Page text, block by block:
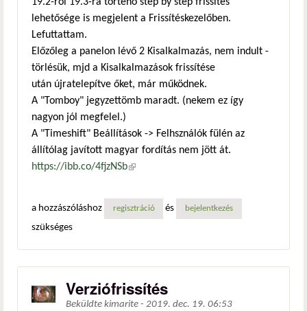
lehetősége is megjelent a Frissítéskezelőben.
Lefuttattam.
Előzőleg a panelon lévő 2 Kisalkalmazás, nem indult -
törlésük, mjd a Kisalkalmazások frissítése
után újratelepítve őket, már működnek.
A "Tomboy" jegyzettömb maradt. (nekem ez így
nagyon jól megfelel.)
A "Timeshift" Beállítások -> Felhsználók fülén az
állítólag javított magyar fordítás nem jött át.
https://ibb.co/4fjzNSb(külső hivatkozás)
a hozzászóláshoz regisztráció és bejelentkezés
szükséges
Verziófrissítés
Beküldte kimarite - 2019. dec. 19. 06:53